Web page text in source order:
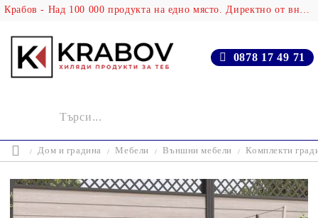
Крабов - Над 100 000 продукта на едно място. Директно от вносителя!
0878 17 49 71
Дом и градина Мебели Външни мебели Комплекти